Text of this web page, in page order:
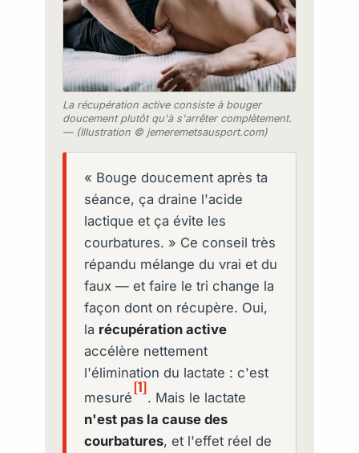
La récupération active consiste à bouger
doucement plutôt qu'à s'arrêter complètement.
— (Illustration © jemeremetsausport.com)
« Bouge doucement après ta
séance, ça draine l'acide
lactique et ça évite les
courbatures. » Ce conseil très
répandu mélange du vrai et du
faux — et faire le tri change la
façon dont on récupère. Oui,
la récupération active
accélère nettement
l'élimination du lactate : c'est
mesuré
[1]
. Mais le lactate
n'est pas la cause des
courbatures, et l'effet réel de